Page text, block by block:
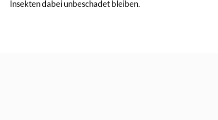
Insekten dabei unbeschadet bleiben.